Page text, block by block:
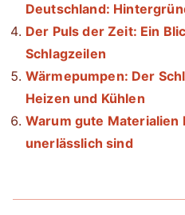
Deutschland:
Der Puls der Zeit: Ein
Schlagzeilen
Wärmepumpen: Der
Heizen und Kühlen
Warum gute
unerlässlich sind